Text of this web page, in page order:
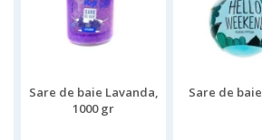
Sare de baie Lavanda,
1000 gr
Sare de